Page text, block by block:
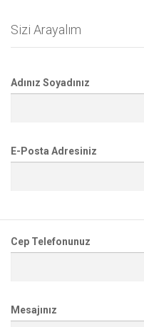
Sizi Arayalım
Adınız Soyadınız
E-Posta Adresiniz
Cep Telefonunuz
Mesajınız